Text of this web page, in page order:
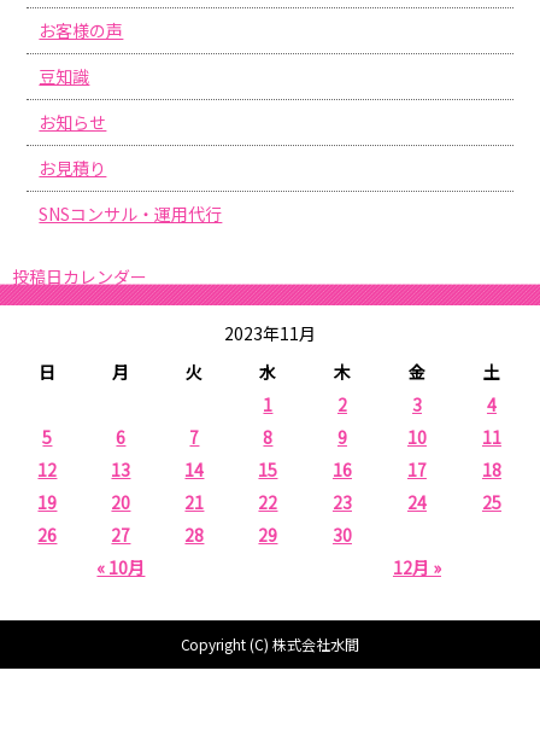
お客様の声
豆知識
お知らせ
お見積り
SNSコンサル・運用代行
投稿日カレンダー
2023年11月
日
月 火 水 木 金 土
« 10月 12月 »
1 2 3
4
5
6 7 8 9 10
11
12
13 14 15 16 17
18
19
20 21 22 23 24
25
26
27 28 29 30
Copyright (C) 株式会社水間